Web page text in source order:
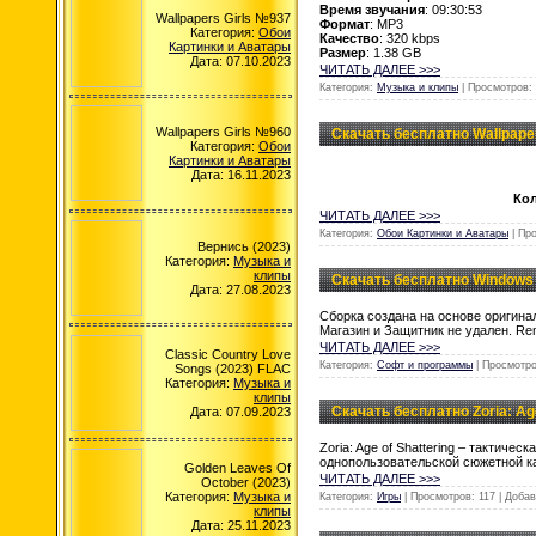
Wallpapers Girls №937
Категория: Обои
Картинки и Аватары
Дата: 07.10.2023
Wallpapers Girls №960
Категория: Обои
Картинки и Аватары
Дата: 16.11.2023
Вернись (2023)
Категория: Музыка и
клипы
Дата: 27.08.2023
Classic Country Love
Songs (2023) FLAC
Категория: Музыка и
клипы
Дата: 07.09.2023
Golden Leaves Of
October (2023)
Категория: Музыка и
клипы
Дата: 25.11.2023
Время звучания: 09:30:53
Формат: MP3
Качество: 320 kbps
Размер: 1.38 GB
ЧИТАТЬ ДАЛЕЕ >>>
Категория: Музыка и клипы |
Скачать бесплатно
ЧИТАТЬ ДАЛЕЕ >>>
Категория: Обои Картинки и Аватары |
Скачать бесплатно
Сборка создана на основе
Магазин и Защитник не удален.
ЧИТАТЬ ДАЛЕЕ >>>
Категория: Софт и программы |
Скачать бесплатно Zoria:
Zoria: Age of Shattering –
однопользовательской
ЧИТАТЬ ДАЛЕЕ >>>
Категория: Игры | Просмотров: 117 |